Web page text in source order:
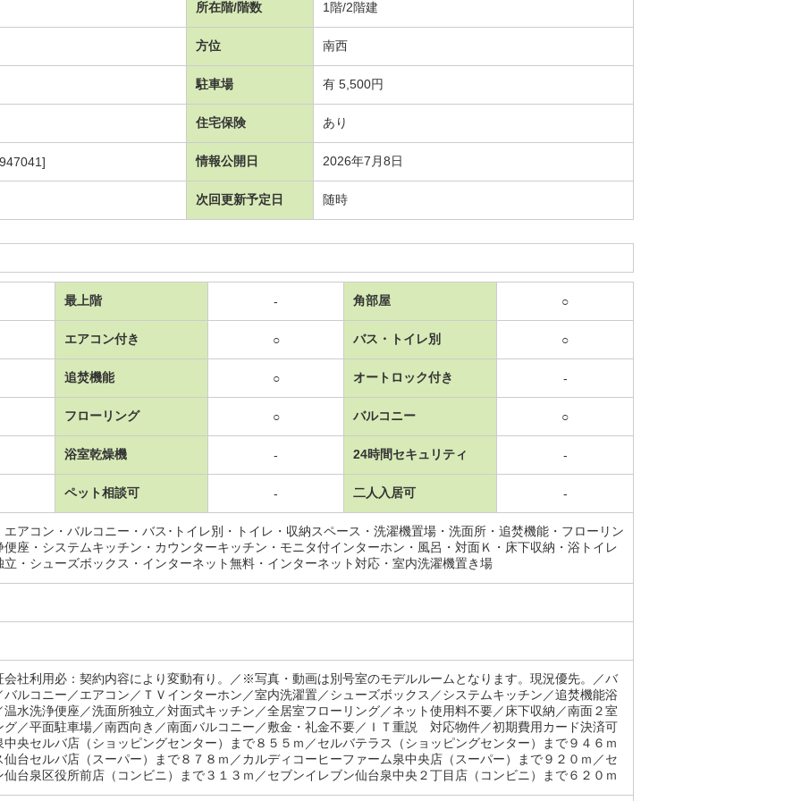
所在階/階数 1階/2階建
方位 南西
駐車場 有 5,500円
住宅保険 あり
情報公開日 2026年7月8日
次回更新予定日 随時
最上階 - 角部屋 ○
エアコン付き ○ バス・トイレ別 ○
追焚機能 ○ オートロック付き -
フローリング ○ バルコニー ○
浴室乾燥機 - 24時間セキュリティ -
ペット相談可 - 二人入居可 -
エアコン・バルコニー・バス･トイレ別・トイレ・収納スペース・洗濯機置場・洗面所・追焚機能・フローリン
便座・システムキッチン・カウンターキッチン・モニタ付インターホン・風呂・対面Ｋ・床下収納・浴トイレ
立・シューズボックス・インターネット無料・インターネット対応・室内洗濯機置き場
会社利用必：契約内容により変動有り。／※写真・動画は別号室のモデルルームとなります。現況優先。／バ
バルコニー／エアコン／ＴＶインターホン／室内洗濯置／シューズボックス／システムキッチン／追焚機能浴
温水洗浄便座／洗面所独立／対面式キッチン／全居室フローリング／ネット使用料不要／床下収納／南面２室
グ／平面駐車場／南西向き／南面バルコニー／敷金・礼金不要／ＩＴ重説 対応物件／初期費用カード決済可
中央セルバ店（ショッピングセンター）まで８５５ｍ／セルバテラス（ショッピングセンター）まで９４６ｍ
仙台セルバ店（スーパー）まで８７８ｍ／カルディコーヒーファーム泉中央店（スーパー）まで９２０ｍ／セ
仙台泉区役所前店（コンビニ）まで３１３ｍ／セブンイレブン仙台泉中央２丁目店（コンビニ）まで６２０ｍ